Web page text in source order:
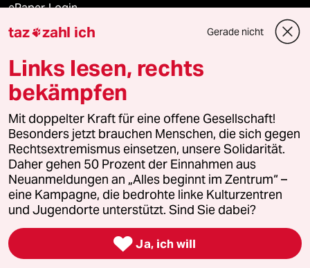
ePaper Login
Downloads für Abonnierende
© 2026 taz Verlags und Vertriebs GmbH
Alle Rechte vorbehalten. Bei rechtlichen Fragen oder für Genehmigungen
wenden Sie sich bitte an
lizenzen@taz.de
Feedback Redaktionsstatut Kommune-Richtlinien
Leitlinie Informant Datenschutz Impressum AGB
Seitenwende Einwilligungen widerrufen (Ads)
taz zahl ich Gerade nicht
Links lesen, rechts
bekämpfen
Mit doppelter Kraft für eine offene Gesellschaft!
Besonders jetzt brauchen Menschen, die sich gegen
Rechtsextremismus einsetzen, unsere Solidarität.
Daher gehen 50 Prozent der Einnahmen aus
Neuanmeldungen an „Alles beginnt im Zentrum“ –
eine Kampagne, die bedrohte linke Kulturzentren
und Jugendorte unterstützt. Sind Sie dabei?
 Ja, ich will